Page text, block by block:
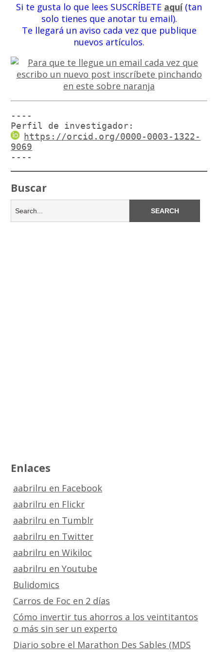
Si te gusta lo que lees SUSCRÍBETE aquí(tan
solo tienes que anotar tu email).
Te llegará un aviso cada vez que publique
nuevos artículos.
----
Perfil de investigador:
https://orcid.org/0000-0003-1322-
9069
----
Buscar
Enlaces
aabrilru en Facebook
aabrilru en Flickr
aabrilru en Tumblr
aabrilru en Twitter
aabrilru en Wikiloc
aabrilru en Youtube
Bulidomics
Carros de Foc en 2 días
Cómo invertir tus ahorros a los veintitantos
o más sin ser un experto
Diario sobre el Marathon Des Sables (MDS